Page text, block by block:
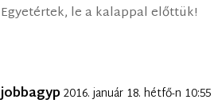
Egyetértek, le a kalappal előttük!
jobbagyp2016. január 18. hétfő-n